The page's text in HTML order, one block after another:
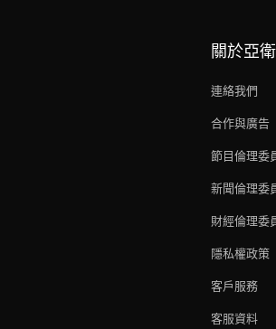
關於亞衛
連絡我們
合作與廣告
節目倫理委
新聞倫理委
財經倫理委
隱私權政策
客戶服務
客服資料